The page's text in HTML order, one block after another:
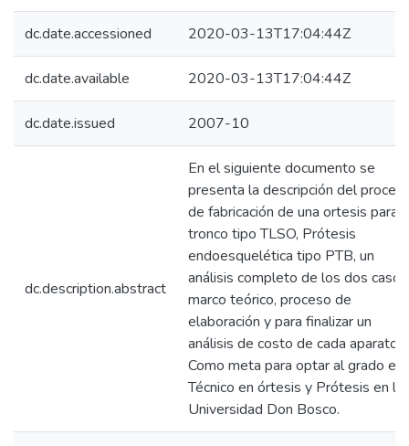
dc.date.accessioned 2020-03-13T17:04:44Z
dc.date.available 2020-03-13T17:04:44Z
dc.date.issued 2007-10
dc.description.abstract
En el siguiente documento se
presenta la descripción del
de fabricación de una ortesis para
tronco tipo TLSO, Prótesis
endoesquelética tipo PTB, un
análisis completo de los dos
marco teórico, proceso de
elaboración y para finalizar un
análisis de costo de cada aparato.
Como meta para optar al grado en
Técnico en órtesis y Prótesis en la
Universidad Don Bosco.